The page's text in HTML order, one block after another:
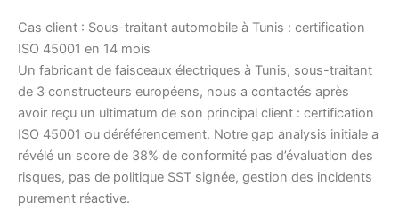
Cas client : Sous-traitant automobile à Tunis : certification
ISO 45001 en 14 mois
Un fabricant de faisceaux électriques à Tunis, sous-traitant
de 3 constructeurs européens, nous a contactés après
avoir reçu un ultimatum de son principal client : certification
ISO 45001 ou déréférencement. Notre gap analysis initiale a
révélé un score de 38% de conformité pas d’évaluation des
risques, pas de politique SST signée, gestion des incidents
purement réactive.